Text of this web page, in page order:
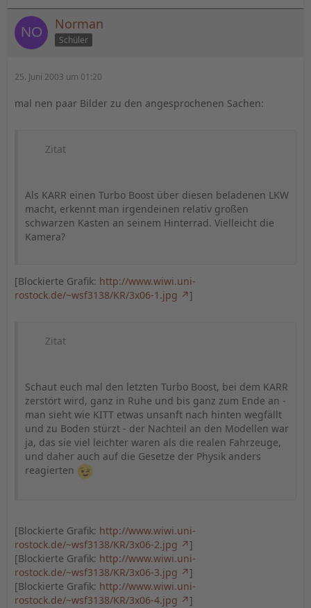
Norman
Schüler
25. Juni 2003 um 01:20
mal nen paar Bilder zu den angesprochenen Sachen:
Zitat
Als KARR einen Turbo Boost über diesen beladenen LKW
macht, erkennt man irgendeinen relativ großen
schwarzen Kasten an seinem Hinterrad. Vielleicht die
Kamera?
[Blockierte Grafik: http://www.wiwi.uni-
rostock.de/~wsf3138/KR/3x06-1.jpg
]
Zitat
Schaut euch mal den letzten Turbo Boost, bei dem KARR
zerstört wird, ganz in Ruhe und bis ganz zum Ende an -
man sieht wie KITT etwas unsanft nach hinten wegfällt
und zu Boden stürzt - der Nachteil an den Modellen war
ja, das sie viel leichter waren als die realen Fahrzeuge,
und daher auch auf die Gesetze der Physik anders
reagierten
[Blockierte Grafik: http://www.wiwi.uni-
rostock.de/~wsf3138/KR/3x06-2.jpg
]
[Blockierte Grafik: http://www.wiwi.uni-
rostock.de/~wsf3138/KR/3x06-3.jpg
]
[Blockierte Grafik: http://www.wiwi.uni-
rostock.de/~wsf3138/KR/3x06-4.jpg
]